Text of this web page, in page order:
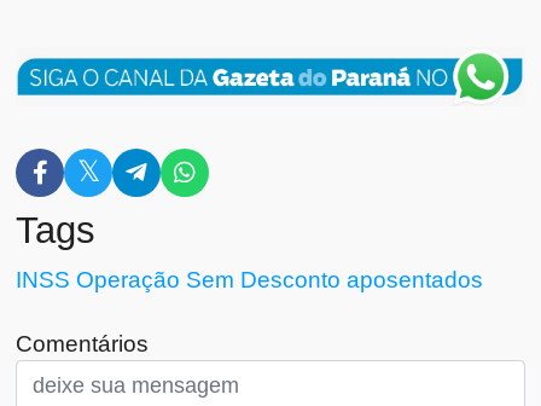
Tags
INSS Operação Sem Desconto aposentados
Comentários